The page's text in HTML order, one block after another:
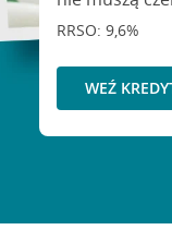
RRSO: 9,6%
WEŹ